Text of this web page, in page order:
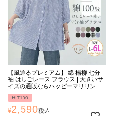
【風通るプレミアム】 綿 楊柳 七分
袖 はしごレース ブラウス | 大きいサ
イズの通販ならハッピーマリリン
HIT100
¥2,590税込